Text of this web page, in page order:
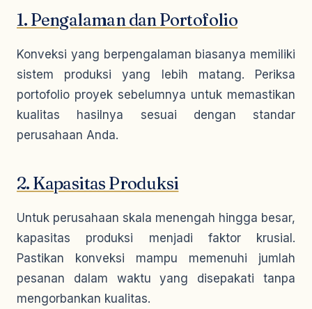
1. Pengalaman dan Portofolio
Konveksi yang berpengalaman biasanya memiliki
sistem produksi yang lebih matang. Periksa
portofolio proyek sebelumnya untuk memastikan
kualitas hasilnya sesuai dengan standar
perusahaan Anda.
2. Kapasitas Produksi
Untuk perusahaan skala menengah hingga besar,
kapasitas produksi menjadi faktor krusial.
Pastikan konveksi mampu memenuhi jumlah
pesanan dalam waktu yang disepakati tanpa
mengorbankan kualitas.